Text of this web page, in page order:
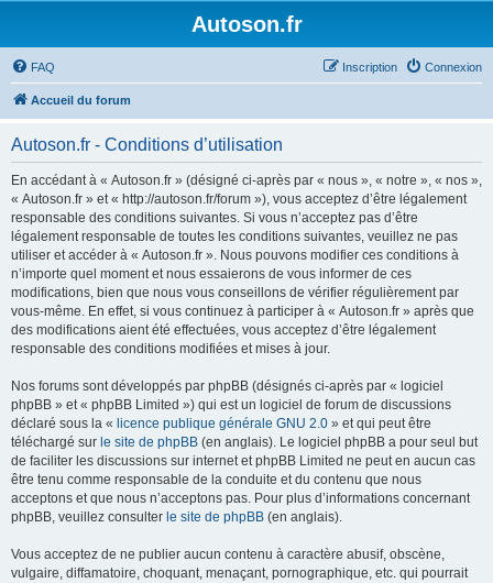
Autoson.fr
FAQ Connexion
Inscription
Accueil du forum
Autoson.fr - Conditions d’utilisation
En accédant à « Autoson.fr » (désigné ci-après par « nous », « notre », « nos »,
« Autoson.fr » et « http://autoson.fr/forum »), vous acceptez d’être légalement
responsable des conditions suivantes. Si vous n’acceptez pas d’être
légalement responsable de toutes les conditions suivantes, veuillez ne pas
utiliser et accéder à « Autoson.fr ». Nous pouvons modifier ces conditions à
n’importe quel moment et nous essaierons de vous informer de ces
modifications, bien que nous vous conseillons de vérifier régulièrement par
vous-même. En effet, si vous continuez à participer à « Autoson.fr » après que
des modifications aient été effectuées, vous acceptez d’être légalement
responsable des conditions modifiées et mises à jour.
Nos forums sont développés par phpBB (désignés ci-après par « logiciel
phpBB » et « phpBB Limited ») qui est un logiciel de forum de discussions
déclaré sous la « licence publique générale GNU 2.0 » et qui peut être
téléchargé sur le site de phpBB (en anglais). Le logiciel phpBB a pour seul but
de faciliter les discussions sur internet et phpBB Limited ne peut en aucun cas
être tenu comme responsable de la conduite et du contenu que nous
acceptons et que nous n’acceptons pas. Pour plus d’informations concernant
phpBB, veuillez consulter le site de phpBB (en anglais).
Vous acceptez de ne publier aucun contenu à caractère abusif, obscène,
vulgaire, diffamatoire, choquant, menaçant, pornographique, etc. qui pourrait